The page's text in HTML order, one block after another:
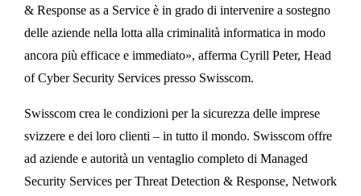
& Response as a Service è in grado di intervenire a sostegno
delle aziende nella lotta alla criminalità informatica in modo
ancora più efficace e immediato», afferma Cyrill Peter, Head
of Cyber Security Services presso Swisscom.
Swisscom crea le condizioni per la sicurezza delle imprese
svizzere e dei loro clienti – in tutto il mondo. Swisscom offre
ad aziende e autorità un ventaglio completo di Managed
Security Services per Threat Detection & Response, Network